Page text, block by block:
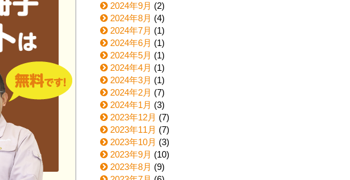
2024年9月 (2)
2024年8月 (4)
2024年7月 (1)
2024年6月 (1)
2024年5月 (1)
2024年4月 (1)
2024年3月 (1)
2024年2月 (7)
2024年1月 (3)
2023年12月 (7)
2023年11月 (7)
2023年10月 (3)
2023年9月 (10)
2023年8月 (9)